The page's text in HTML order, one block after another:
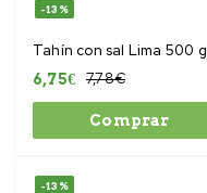
-13%
Tahín con sal Lima 500 g
7,78€
6,75€
Comprar
-13%